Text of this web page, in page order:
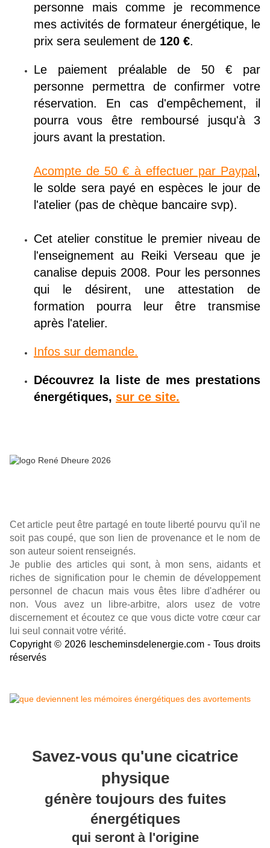
personne mais comme je recommence
mes activités de formateur énergétique, le
prix sera seulement de 120 €.
Le paiement préalable de 50 € par
personne permettra de confirmer votre
réservation. En cas d'empêchement, il
pourra vous être remboursé jusqu'à 3
jours avant la prestation.
Acompte de 50 € à effectuer par Paypal ,
le solde sera payé en espèces le jour de
l'atelier (pas de chèque bancaire svp).
Cet atelier constitue le premier niveau de
l'enseignement au Reiki Verseau que je
canalise depuis 2008. Pour les personnes
qui le désirent, une attestation de
formation pourra leur être transmise
après l'atelier.
Infos sur demande.
Découvrez la liste de mes prestations
énergétiques, sur ce site.
Cet article peut être partagé en toute liberté pourvu qu'il ne
soit pas coupé, que son lien de provenance et le nom de
son auteur soient renseignés.
Je publie des articles qui sont, à mon sens, aidants et
riches de signification pour le chemin de développement
personnel de chacun mais vous êtes libre d'adhérer ou
non. Vous avez un libre-arbitre, alors usez de votre
discernement et écoutez ce que vous dicte votre cœur car
lui seul connait votre vérité.
Copyright © 2026 lescheminsdelenergie.com - Tous droits
réservés
Savez-vous qu'une cicatrice
physique
génère toujours des fuites
énergétiques
qui seront à l'origine